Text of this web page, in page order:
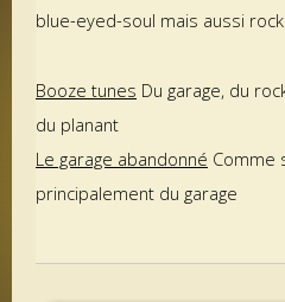
blue-eyed-soul mais aussi
Booze tunes Du garage, du
du planant
Le garage abandonné Comme
principalement du garage